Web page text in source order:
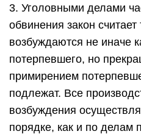
3. Уголовными делами
обвинения закон
возбуждаются не иначе
потерпевшего, но
примирением
подлежат. Все
возбуждения
порядке, как и по делам